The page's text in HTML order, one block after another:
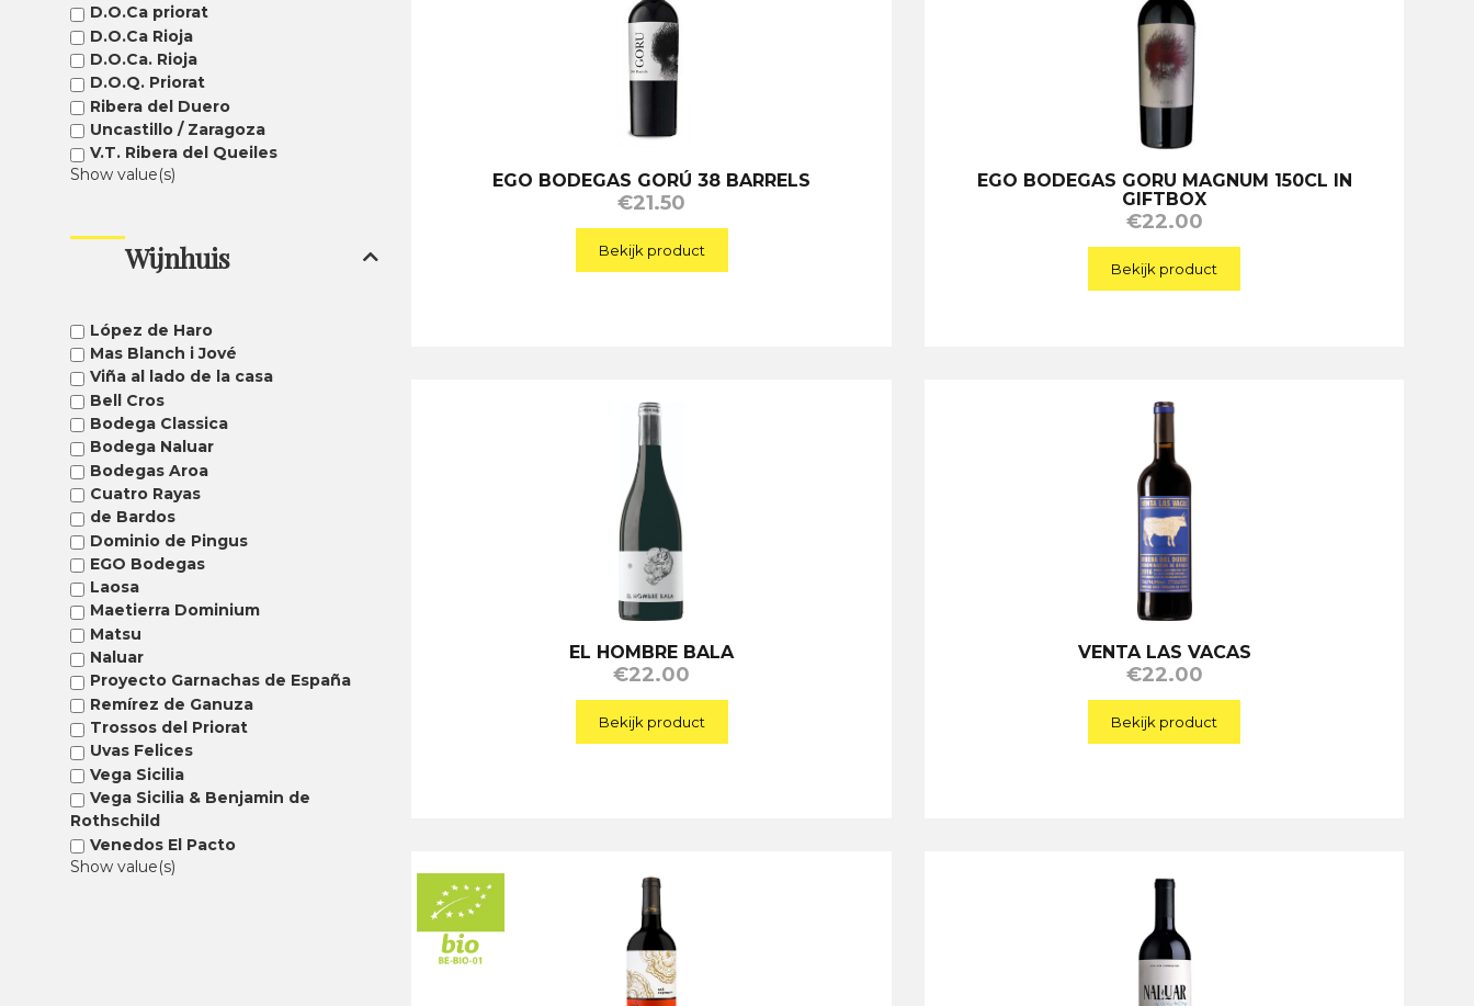
D.O.Ca priorat
D.O.Ca Rioja
D.O.Ca. Rioja
D.O.Q. Priorat
Ribera del Duero
Uncastillo / Zaragoza
V.T. Ribera del Queiles
Show value(s)
Wijnhuis
López de Haro
Mas Blanch i Jové
Viña al lado de la casa
Bell Cros
Bodega Classica
Bodega Naluar
Bodegas Aroa
Cuatro Rayas
de Bardos
Dominio de Pingus
EGO Bodegas
Laosa
Maetierra Dominium
Matsu
Naluar
Proyecto Garnachas de España
Remírez de Ganuza
Trossos del Priorat
Uvas Felices
Vega Sicilia
Vega Sicilia & Benjamin de
Rothschild
Venedos El Pacto
Show value(s)
EGO BODEGAS GORÚ 38 BARRELS
€21.50
Bekijk product
EGO BODEGAS GORU MAGNUM 150CL IN
GIFTBOX
€22.00
Bekijk product
EL HOMBRE BALA
€22.00
Bekijk product
VENTA LAS VACAS
€22.00
Bekijk product